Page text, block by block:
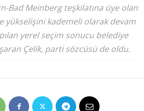
Bad Meinberg teşkilatına üye olan
yükselişini kademeli olarak devam
yerel seçim sonucu belediye
Çelik, parti sözcüsü de oldu.